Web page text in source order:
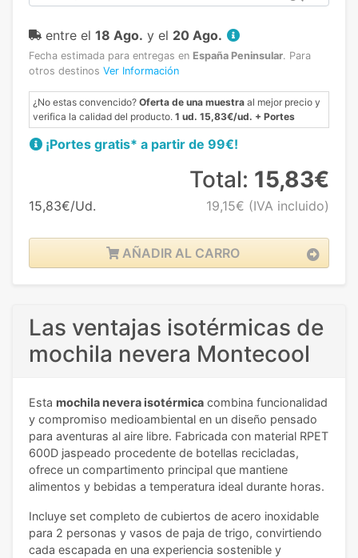
entre el 18 Ago. y el 20 Ago.
Fecha estimada para entregas en España Peninsular. Para
otros destinos Ver Información
¿No estas convencido? Oferta de una muestra al mejor precio y
verifica la calidad del producto. 1 ud. 15,83€/ud. + Portes
¡Portes gratis* a partir de 99€!
15,83€/Ud.
Total: 15,83€
19,15€ (IVA incluido)
AÑADIR AL CARRO
Las ventajas isotérmicas de
mochila nevera Montecool
Esta mochila nevera isotérmica combina funcionalidad
y compromiso medioambiental en un diseño pensado
para aventuras al aire libre. Fabricada con material RPET
600D jaspeado procedente de botellas recicladas,
ofrece un compartimento principal que mantiene
alimentos y bebidas a temperatura ideal durante horas.
Incluye set completo de cubiertos de acero inoxidable
para 2 personas y vasos de paja de trigo, convirtiendo
cada escapada en una experiencia sostenible y